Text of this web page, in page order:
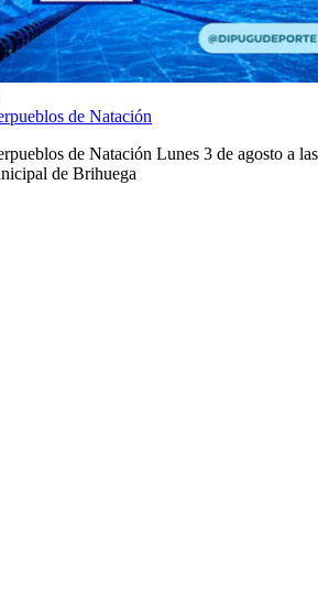
de Natación
de Natación Lunes 3 de agosto a las
de Brihuega